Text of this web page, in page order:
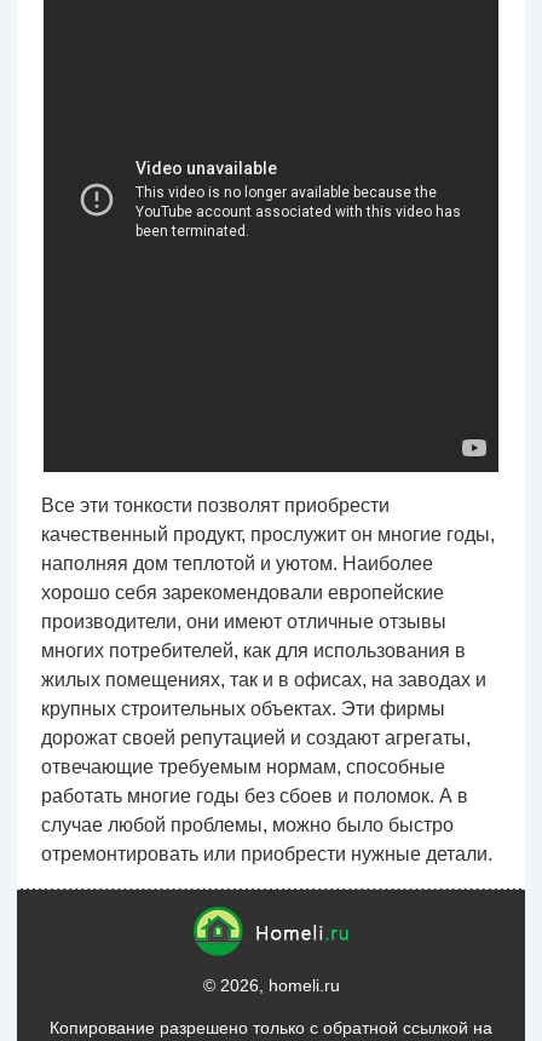
Все эти тонкости позволят приобрести
качественный продукт, прослужит он многие годы,
наполняя дом теплотой и уютом. Наиболее
хорошо себя зарекомендовали европейские
производители, они имеют отличные отзывы
многих потребителей, как для использования в
жилых помещениях, так и в офисах, на заводах и
крупных строительных объектах. Эти фирмы
дорожат своей репутацией и создают агрегаты,
отвечающие требуемым нормам, способные
работать многие годы без сбоев и поломок. А в
случае любой проблемы, можно было быстро
отремонтировать или приобрести нужные детали.
© 2026, homeli.ru
Копирование разрешено только с обратной ссылкой на